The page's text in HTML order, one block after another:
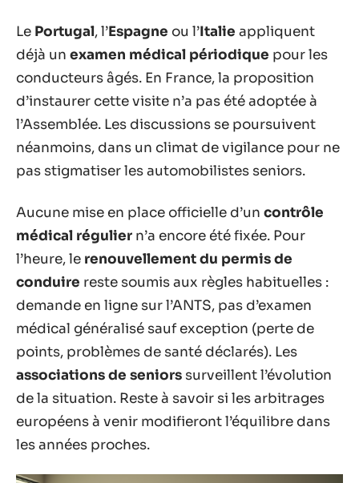
Le Portugal, l’Espagne ou l’Italie appliquent
déjà un examen médical périodique pour les
conducteurs âgés. En France, la proposition
d’instaurer cette visite n’a pas été adoptée à
l’Assemblée. Les discussions se poursuivent
néanmoins, dans un climat de vigilance pour ne
pas stigmatiser les automobilistes seniors.
Aucune mise en place officielle d’un contrôle
médical régulier n’a encore été fixée. Pour
l’heure, le renouvellement du permis de
conduire reste soumis aux règles habituelles :
demande en ligne sur l’ANTS, pas d’examen
médical généralisé sauf exception (perte de
points, problèmes de santé déclarés). Les
associations de seniors surveillent l’évolution
de la situation. Reste à savoir si les arbitrages
européens à venir modifieront l’équilibre dans
les années proches.